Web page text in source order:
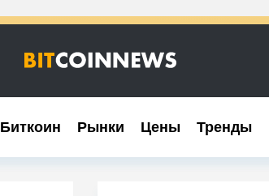
Биткоин Рынки Цены Тренды
Биткоин Рынки Цены Тренды